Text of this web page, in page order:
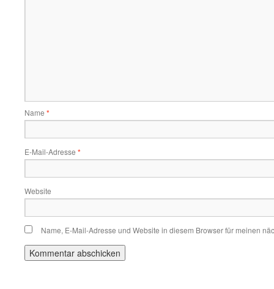
Name *
E-Mail-Adresse *
Website
Name, E-Mail-Adresse und Website in diesem Browser für meinen